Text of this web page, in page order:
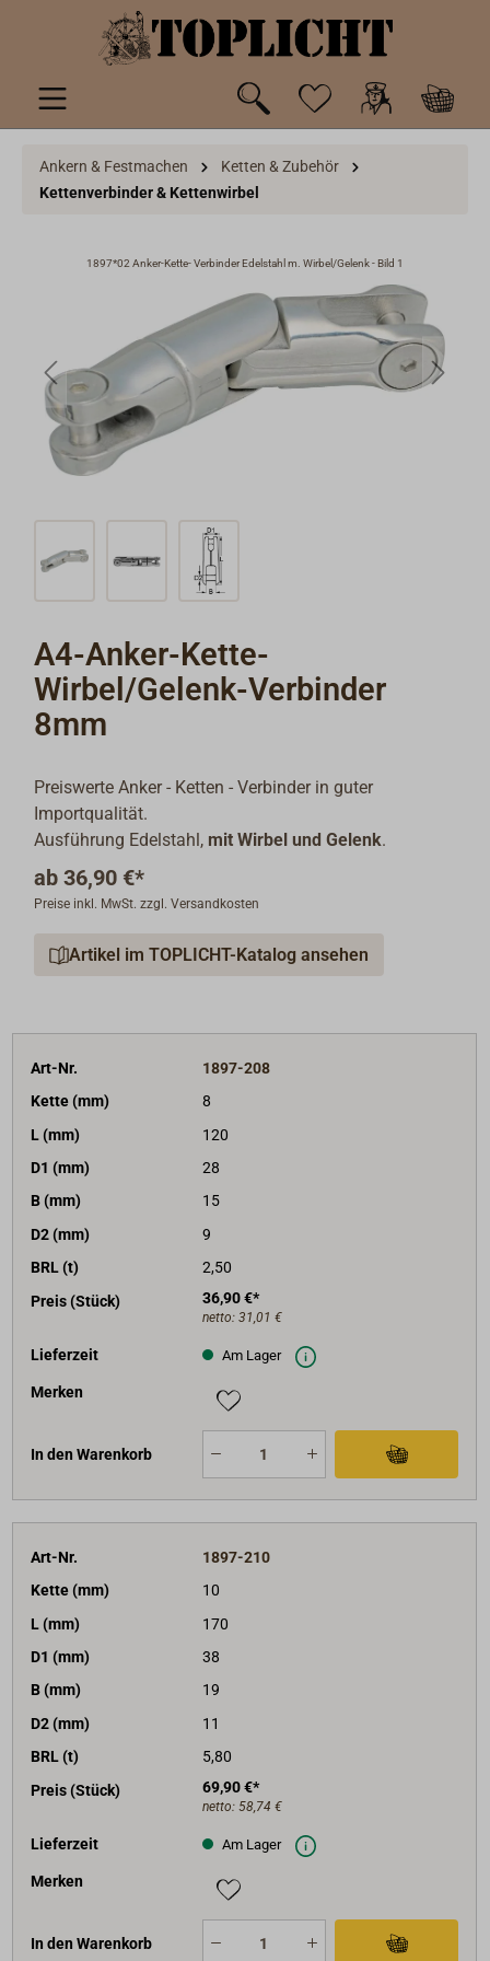
springen
Ankern & Festmachen
Ketten & Zubehör
Kettenverbinder & Kettenwirbel
1897*02 Anker-Kette- Verbinder Edelstahl m. Wirbel/Gelenk - Bild 1
A4-Anker-Kette-
Wirbel/Gelenk-Verbinder
8mm
Preiswerte Anker - Ketten - Verbinder in guter
Importqualität.
Ausführung Edelstahl, mit Wirbel und Gelenk.
ab 36,90 €*
Preise inkl. MwSt. zzgl. Versandkosten
Artikel im TOPLICHT-Katalog ansehen
Art-Nr.
1897-208
Kette (mm)
8
L (mm)
120
D1 (mm)
28
B (mm)
15
D2 (mm)
9
BRL (t)
2,50
Preis (Stück)
36,90 €*
netto: 31,01 €
Lieferzeit Am Lager
Merken
In den Warenkorb
Art-Nr.
1897-210
Kette (mm)
10
L (mm)
170
D1 (mm)
38
B (mm)
19
D2 (mm)
11
BRL (t)
5,80
Preis (Stück)
69,90 €*
netto: 58,74 €
Lieferzeit Am Lager
Merken
In den Warenkorb